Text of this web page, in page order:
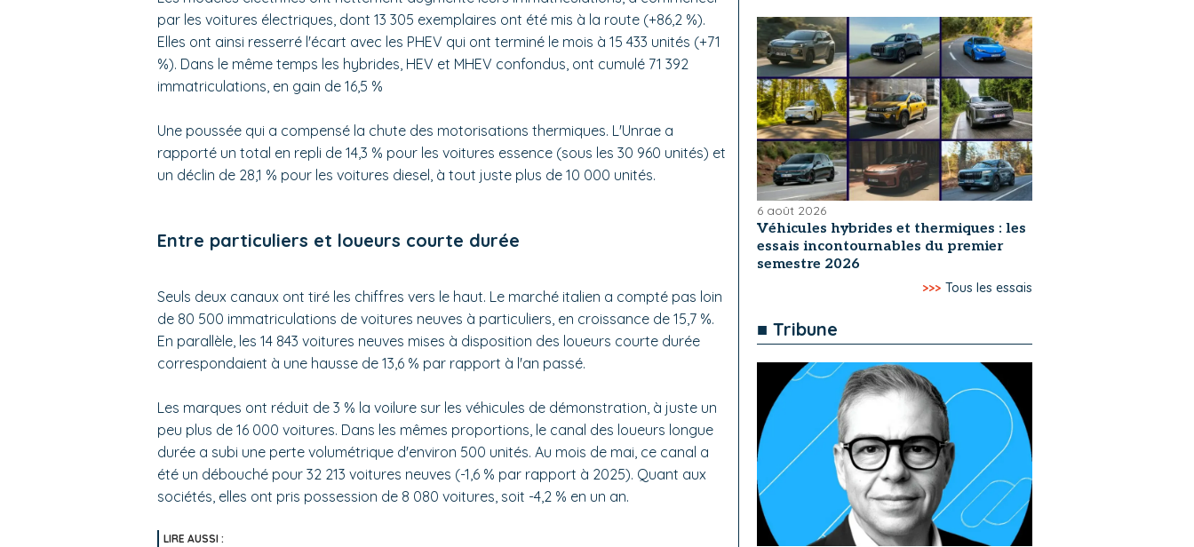
par les voitures électriques, dont 13 305 exemplaires ont été mis à la route (+86,2 %).
Elles ont ainsi resserré l'écart avec les PHEV qui ont terminé le mois à 15 433 unités (+71
%). Dans le même temps les hybrides, HEV et MHEV confondus, ont cumulé 71 392
immatriculations, en gain de 16,5 %
Une poussée qui a compensé la chute des motorisations thermiques. L'Unrae a
rapporté un total en repli de 14,3 % pour les voitures essence (sous les 30 960 unités) et
un déclin de 28,1 % pour les voitures diesel, à tout juste plus de 10 000 unités.
Entre particuliers et loueurs courte durée
Seuls deux canaux ont tiré les chiffres vers le haut. Le marché italien a compté pas loin
de 80 500 immatriculations de voitures neuves à particuliers, en croissance de 15,7 %.
En parallèle, les 14 843 voitures neuves mises à disposition des loueurs courte durée
correspondaient à une hausse de 13,6 % par rapport à l'an passé.
Les marques ont réduit de 3 % la voilure sur les véhicules de démonstration, à juste un
peu plus de 16 000 voitures. Dans les mêmes proportions, le canal des loueurs longue
durée a subi une perte volumétrique d'environ 500 unités. Au mois de mai, ce canal a
été un débouché pour 32 213 voitures neuves (-1,6 % par rapport à 2025). Quant aux
sociétés, elles ont pris possession de 8 080 voitures, soit -4,2 % en un an.
6 août 2026
Véhicules hybrides et thermiques : les
essais incontournables du premier
semestre 2026
>>> Tous les essais
■ Tribune